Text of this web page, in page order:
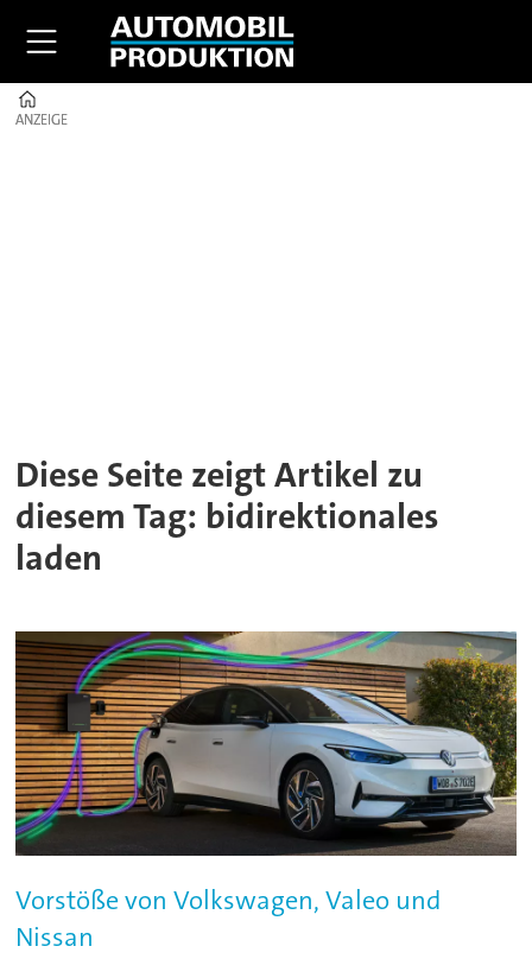
ANZEIGE
ANZEIGE
Diese Seite zeigt Artikel zu
diesem Tag: bidirektionales
laden
Vorstöße von Volkswagen, Valeo und
Nissan